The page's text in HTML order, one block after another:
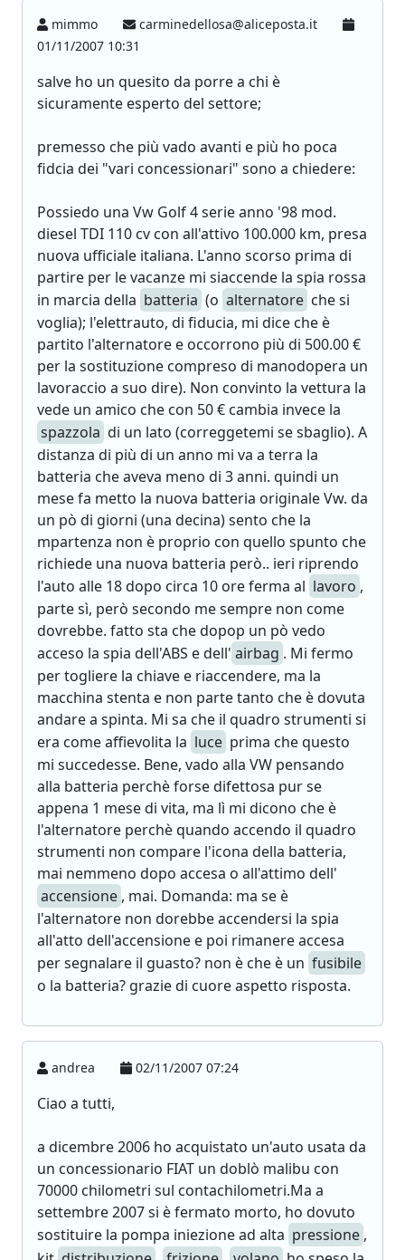
mimmo
carminedellosa@aliceposta.it
01/11/2007 10:31
salve ho un quesito da porre a chi è
sicuramente esperto del settore;
premesso che più vado avanti e più ho poca
fidcia dei "vari concessionari" sono a chiedere:
Possiedo una Vw Golf 4 serie anno '98 mod.
diesel TDI 110 cv con all'attivo 100.000 km, presa
nuova ufficiale italiana. L'anno scorso prima di
partire per le vacanze mi siaccende la spia rossa
in marcia della batteria (o alternatore che si
voglia); l'elettrauto, di fiducia, mi dice che è
partito l'alternatore e occorrono più di 500.00 €
per la sostituzione compreso di manodopera un
lavoraccio a suo dire). Non convinto la vettura la
vede un amico che con 50 € cambia invece la
spazzola di un lato (correggetemi se sbaglio). A
distanza di più di un anno mi va a terra la
batteria che aveva meno di 3 anni. quindi un
mese fa metto la nuova batteria originale Vw. da
un pò di giorni (una decina) sento che la
mpartenza non è proprio con quello spunto che
richiede una nuova batteria però.. ieri riprendo
l'auto alle 18 dopo circa 10 ore ferma al lavoro ,
parte sì, però secondo me sempre non come
dovrebbe. fatto sta che dopop un pò vedo
acceso la spia dell'ABS e dell' airbag . Mi fermo
per togliere la chiave e riaccendere, ma la
macchina stenta e non parte tanto che è dovuta
andare a spinta. Mi sa che il quadro strumenti si
era come affievolita la luce prima che questo
mi succedesse. Bene, vado alla VW pensando
alla batteria perchè forse difettosa pur se
appena 1 mese di vita, ma lì mi dicono che è
l'alternatore perchè quando accendo il quadro
strumenti non compare l'icona della batteria,
mai nemmeno dopo accesa o all'attimo dell'
accensione , mai. Domanda: ma se è
l'alternatore non dorebbe accendersi la spia
all'atto dell'accensione e poi rimanere accesa
per segnalare il guasto? non è che è un fusibile
o la batteria? grazie di cuore aspetto risposta.
andrea 02/11/2007 07:24
Ciao a tutti,
a dicembre 2006 ho acquistato un'auto usata da
un concessionario FIAT un doblò malibu con
70000 chilometri sul contachilometri.Ma a
settembre 2007 si è fermato morto, ho dovuto
sostituire la pompa iniezione ad alta pressione ,